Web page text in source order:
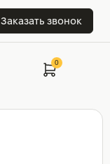
Заказать звонок